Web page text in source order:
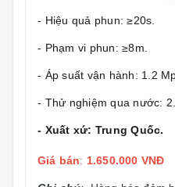
- Hiệu quả phun: ≥20s.
- Phạm vi phun: ≥8m.
- Áp suất vận hành: 1.2
- Thử nghiệm qua nước:
- Xuất xứ: Trung Quốc.
Giá bán: 1.650.000 VNĐ